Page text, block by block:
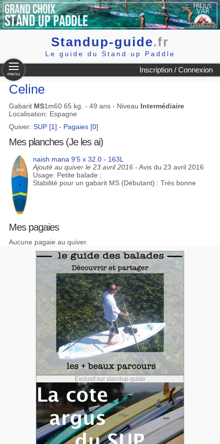
Standup-guide.fr
Le guide du Stand up Paddle
Inscription / Connexion
menu
Celine
Gabarit MS1m60 65 kg. - 49 ans - Niveau Intermédiaire
Localisation: Espagne
Quiver: SUP [1] - Pagaies [0]
Mes planches (Je les ai)
naish mana 9'5 x 32.0 - 163L
Ajouté au quiver le 23 avril 2016 - Avis du 23 avril 2016
Usage: Petite balade ;
Stabilité pour un gabarit MS (Débutant) : Très bonne
Mes pagaies
Aucune pagaie au quiver.
Exclusif sur standup-guide